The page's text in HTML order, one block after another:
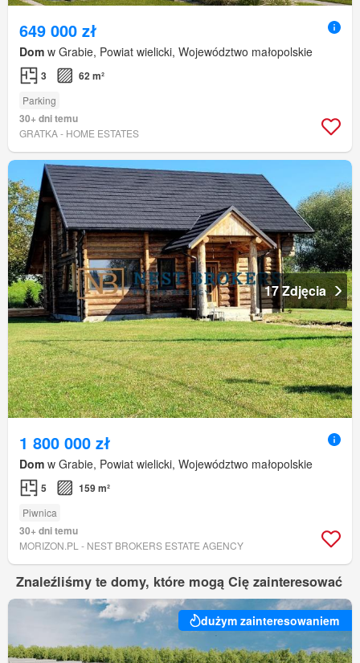
649 000 zł
Dom w Grabie, Powiat wielicki, Województwo małopolskie
3 62 m²
Parking
30+ dni temu
GRATKA - HOME ESTATES
17 Zdjęcia
1 800 000 zł
Dom w Grabie, Powiat wielicki, Województwo małopolskie
5 159 m²
Piwnica
30+ dni temu
MORIZON.PL - NEST BROKERS ESTATE AGENCY
Znaleźliśmy te domy, które mogą Cię zainteresować
dużym zainteresowaniem